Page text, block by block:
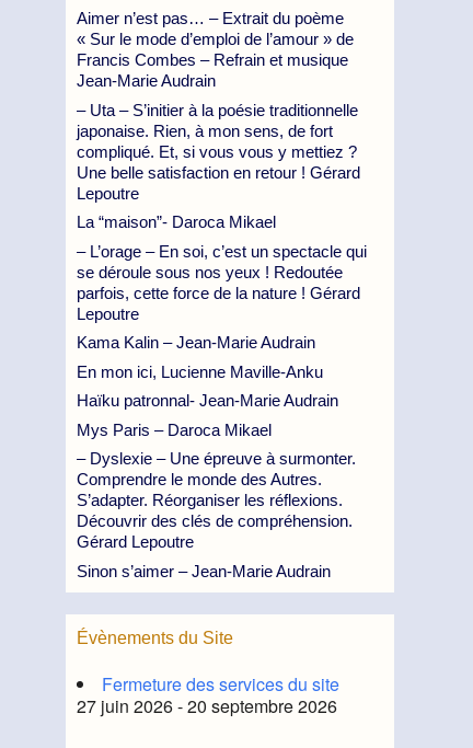
Aimer n’est pas… – Extrait du poème
« Sur le mode d’emploi de l’amour » de
Francis Combes – Refrain et musique
Jean-Marie Audrain
– Uta – S’initier à la poésie traditionnelle
japonaise. Rien, à mon sens, de fort
compliqué. Et, si vous vous y mettiez ?
Une belle satisfaction en retour ! Gérard
Lepoutre
La “maison”- Daroca Mikael
– L’orage – En soi, c’est un spectacle qui
se déroule sous nos yeux ! Redoutée
parfois, cette force de la nature ! Gérard
Lepoutre
Kama Kalin – Jean-Marie Audrain
En mon ici, Lucienne Maville-Anku
Haïku patronnal- Jean-Marie Audrain
Mys Paris – Daroca Mikael
– Dyslexie – Une épreuve à surmonter.
Comprendre le monde des Autres.
S’adapter. Réorganiser les réflexions.
Découvrir des clés de compréhension.
Gérard Lepoutre
Sinon s’aimer – Jean-Marie Audrain
Évènements du Site
Fermeture des services du site
27 juin 2026 - 20 septembre 2026